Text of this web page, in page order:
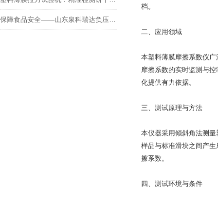
档。
二、应用领域
本塑料薄膜摩擦系数仪
摩擦系数的实时监测与
化提供有力依据。
三、测试原理与方法
本仪器采用倾斜角法测量
样品与标准滑块之间产
擦系数。
四、测试环境与条件